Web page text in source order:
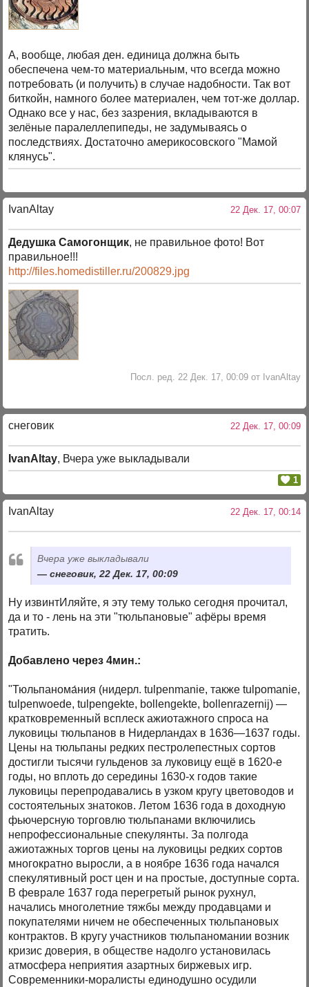
А, вообще, любая ден. единица должна быть
обеспечена чем-то материальным, что всегда можно
потребовать (и получить) в случае надобности. Так вот
биткойн, намного более материален, чем тот-же доллар.
Однако все у нас, без зазрения, вкладываются в
зелёные паралеллепипеды, не задумываясь о
последствиях. Достаточно америкосовского "Мамой
клянусь".
IvanAltay 22 Дек. 17, 00:07
Дедушка Самогонщик, не правильное фото! Вот
правильное!!!
http://files.homedistiller.ru/200829.jpg
Посл. ред. 22 Дек. 17, 00:09 от IvanAltay
снеговик 22 Дек. 17, 00:09
IvanAltay, Вчера уже выкладывали
1
IvanAltay 22 Дек. 17, 00:14
Вчера уже выкладывали
снеговик, 22 Дек. 17, 00:09
Ну извинтИляйте, я эту тему только сегодня прочитал,
да и то - лень на эти "тюльпановые" афёры время
тратить.
Добавлено через 4мин.:
"Тюльпанома́ния (нидерл. tulpenmanie, также tulpomanie,
tulpenwoede, tulpengekte, bollengekte, bollenrazernij) —
кратковременный всплеск ажиотажного спроса на
луковицы тюльпанов в Нидерландах в 1636—1637 годы.
Цены на тюльпаны редких пестролепестных сортов
достигли тысячи гульденов за луковицу ещё в 1620-е
годы, но вплоть до середины 1630-х годов такие
луковицы перепродавались в узком кругу цветоводов и
состоятельных знатоков. Летом 1636 года в доходную
фьючерсную торговлю тюльпанами включились
непрофессиональные спекулянты. За полгода
ажиотажных торгов цены на луковицы редких сортов
многократно выросли, а в ноябре 1636 года начался
спекулятивный рост цен и на простые, доступные сорта.
В феврале 1637 года перегретый рынок рухнул,
начались многолетние тяжбы между продавцами и
покупателями ничем не обеспеченных тюльпановых
контрактов. В кругу участников тюльпаномании возник
кризис доверия, в обществе надолго установилась
атмосфера неприятия азартных биржевых игр.
Современники-моралисты единодушно осудили